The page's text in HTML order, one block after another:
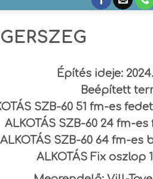
Építés ideje:
Beépített
SZB-60 51 fm-es
ALKOTÁS SZB-60 24 fm-
ALKOTÁS SZB-60 64 fm-es
ALKOTÁS Fix oszlop